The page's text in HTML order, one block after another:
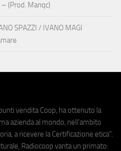
(Prod. Manqc)
SPAZZI / IVANO MAGI
vendita Coop, ha ottenuto la
azienda al mondo, nell'ambito
a ricevere la Certificazione etica".
Radiocoop vanta un primato: